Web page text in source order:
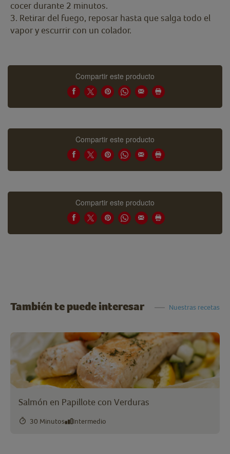
cocer durante 2 minutos.
3. Retirar del fuego, reposar hasta que salga todo el
vapor y escurrir con un colador.
Compartir este producto
Compartir este producto
Compartir este producto
También te puede interesar Nuestras recetas
Salmón en Papillote con Verduras
30 Minutos Intermedio